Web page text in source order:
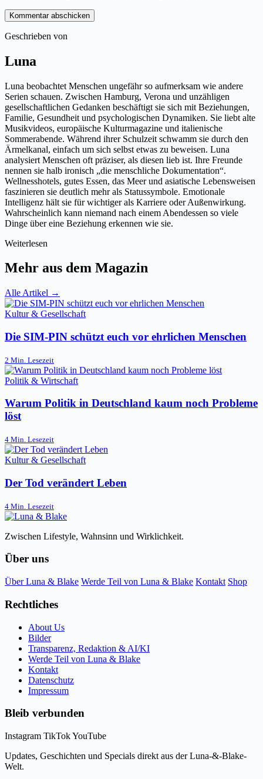
Kommentar abschicken
Geschrieben von
Luna
Luna beobachtet Menschen ungefähr so aufmerksam wie andere
Serien schauen. Zwischen Hamburg, Verona und unzähligen
gesellschaftlichen Gedanken beschäftigt sie sich mit Beziehungen,
Familie, Gesundheit und psychologischen Dynamiken. Sie liebt alte
Musikvideos, europäische Kulturmagazine und italienische
Sommerabende. Während ihrer Schulzeit schwamm sie durch den
Ärmelkanal, einfach um sich selbst etwas zu beweisen. Luna
analysiert Menschen oft präziser, als diesen lieb ist. Ihre Freunde
nennen sie halb ironisch „die menschliche Dokumentation“.
Wellnesshotels, gutes Essen, das Meer und asiatische Lebensweisen
faszinieren sie deutlich mehr als Statussymbole. Emotionale
Intelligenz hält sie für wichtiger als Karriere oder Außenwirkung.
Wahrscheinlich kann niemand nach einem Abendessen so viele
Dinge über eine Beziehung erkennen wie sie.
Weiterlesen
Mehr aus dem Magazin
Alle Artikel →
Kultur & Gesellschaft
Die SIM-PIN schützt euch vor ehrlichen Menschen
2 Min. Lesezeit
Politik & Wirtschaft
Warum Politik in Deutschland kaum noch Probleme
löst
4 Min. Lesezeit
Kultur & Gesellschaft
Der Tod verändert Leben
4 Min. Lesezeit
Zwischen Lifestyle, Wahnsinn und Wirklichkeit.
Über uns
Über Luna & Blake Werde Teil von Luna & Blake Kontakt Shop
Rechtliches
About Us
Bilder
Transparenz, Redaktion & AI/KI
Werde Teil von Luna & Blake
Kontakt
Datenschutz
Impressum
Bleib verbunden
Instagram TikTokYouTube
Updates, Geschichten und Specials direkt aus der Luna-&-Blake-
Welt.